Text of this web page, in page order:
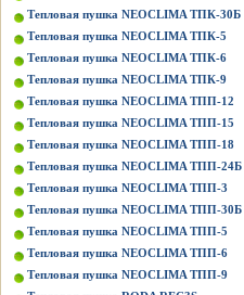
Тепловая пушка NEOCLIMA ТПК-30Б
Тепловая пушка NEOCLIMA ТПК-5
Тепловая пушка NEOCLIMA ТПК-6
Тепловая пушка NEOCLIMA ТПК-9
Тепловая пушка NEOCLIMA ТПП-12
Тепловая пушка NEOCLIMA ТПП-15
Тепловая пушка NEOCLIMA ТПП-18
Тепловая пушка NEOCLIMA ТПП-24Б
Тепловая пушка NEOCLIMA ТПП-3
Тепловая пушка NEOCLIMA ТПП-30Б
Тепловая пушка NEOCLIMA ТПП-5
Тепловая пушка NEOCLIMA ТПП-6
Тепловая пушка NEOCLIMA ТПП-9